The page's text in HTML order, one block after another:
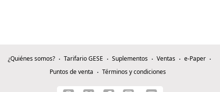
¿Quiénes somos? Tarifario GESE Suplementos Ventas
e-Paper
Puntos de venta
Términos y condiciones